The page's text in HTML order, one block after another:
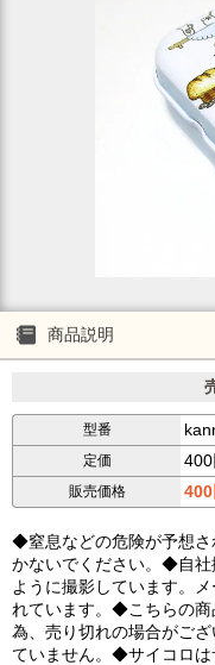
商品説明
型番
定価
販売価格
◆窒息などの危険が予想さ
かないでください。◆自社
ように撮影しています。
れています。◆こちらの商
為、売り切れの場合がご
ていません。◆サイコロは